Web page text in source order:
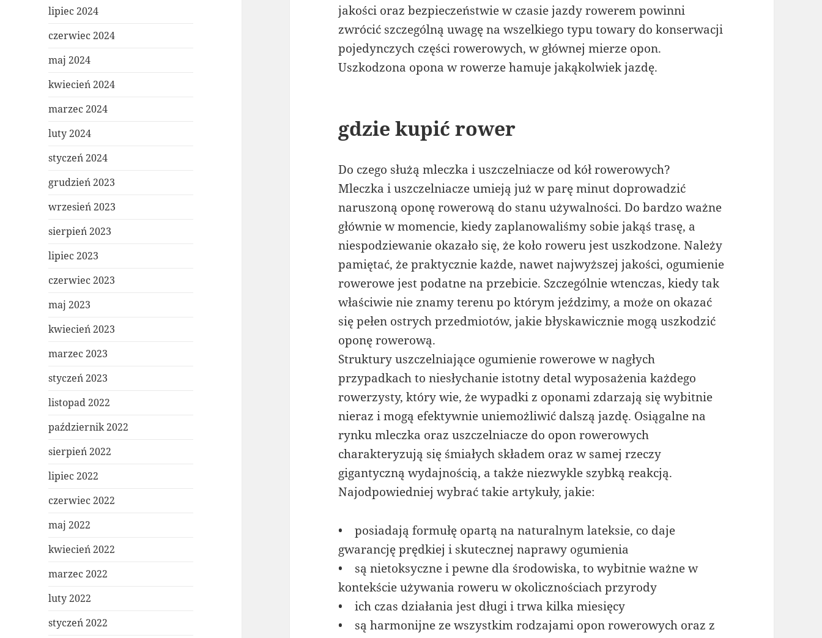
lipiec 2024
czerwiec 2024
maj 2024
kwiecień 2024
marzec 2024
luty 2024
styczeń 2024
grudzień 2023
wrzesień 2023
sierpień 2023
lipiec 2023
czerwiec 2023
maj 2023
kwiecień 2023
marzec 2023
styczeń 2023
listopad 2022
październik 2022
sierpień 2022
lipiec 2022
czerwiec 2022
maj 2022
kwiecień 2022
marzec 2022
luty 2022
styczeń 2022
jakości oraz bezpieczeństwie w czasie jazdy rowerem powinni
zwrócić szczególną uwagę na wszelkiego typu towary do konserwacji
pojedynczych części rowerowych, w głównej mierze opon.
Uszkodzona opona w rowerze hamuje jakąkolwiek jazdę.
gdzie kupić rower
Do czego służą mleczka i uszczelniacze od kół rowerowych?
Mleczka i uszczelniacze umieją już w parę minut doprowadzić
naruszoną oponę rowerową do stanu używalności. Do bardzo ważne
głównie w momencie, kiedy zaplanowaliśmy sobie jakąś trasę, a
niespodziewanie okazało się, że koło roweru jest uszkodzone. Należy
pamiętać, że praktycznie każde, nawet najwyższej jakości, ogumienie
rowerowe jest podatne na przebicie. Szczególnie wtenczas, kiedy tak
właściwie nie znamy terenu po którym jeździmy, a może on okazać
się pełen ostrych przedmiotów, jakie błyskawicznie mogą uszkodzić
oponę rowerową.
Struktury uszczelniające ogumienie rowerowe w nagłych
przypadkach to niesłychanie istotny detal wyposażenia każdego
rowerzysty, który wie, że wypadki z oponami zdarzają się wybitnie
nieraz i mogą efektywnie uniemożliwić dalszą jazdę. Osiągalne na
rynku mleczka oraz uszczelniacze do opon rowerowych
charakteryzują się śmiałych składem oraz w samej rzeczy
gigantyczną wydajnością, a także niezwykle szybką reakcją.
Najodpowiedniej wybrać takie artykuły, jakie:
• posiadają formułę opartą na naturalnym lateksie, co daje
gwarancję prędkiej i skutecznej naprawy ogumienia
• są nietoksyczne i pewne dla środowiska, to wybitnie ważne w
kontekście używania roweru w okolicznościach przyrody
• ich czas działania jest długi i trwa kilka miesięcy
• są harmonijne ze wszystkim rodzajami opon rowerowych oraz z